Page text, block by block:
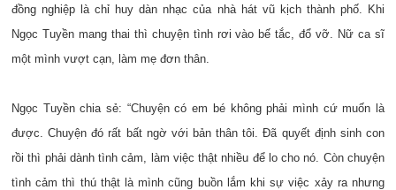
đồng nghiệp là chỉ huy dàn nhạc của nhà hát vũ kịch thành phố. Khi
Ngọc Tuyền mang thai thì chuyện tình rơi vào bế tắc, đổ vỡ. Nữ ca sĩ
một mình vượt cạn, làm mẹ đơn thân.
Ngọc Tuyền chia sẻ: “Chuyện có em bé không phải mình cứ muốn là
được. Chuyện đó rất bất ngờ với bản thân tôi. Đã quyết định sinh con
rồi thì phải dành tình cảm, làm việc thật nhiều để lo cho nó. Còn chuyện
tình cảm thì thú thật là mình cũng buồn lắm khi sự việc xảy ra nhưng